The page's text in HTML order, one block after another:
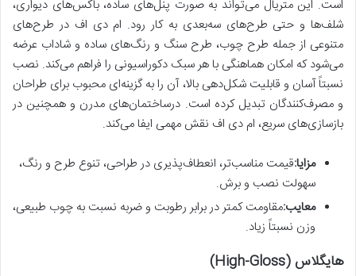
است. این متریال می‌تواند به صورت پنل‌های ساده، باکس‌های دیواری،
شلف‌ها و حتی طرح‌های سه‌بعدی به کار رود. ام دی اف در طرح‌های
متنوعی از جمله طرح چوب، طرح سنگ و رنگ‌های ساده و شاداب عرضه
می‌شود که امکان هماهنگی با هر سبک دکوراسیونی را فراهم می‌کند. نصب
نسبتاً آسان و قابلیت شکل‌دهی بالا، آن را به گزینه‌ای محبوب برای طراحان
و مصرف‌کنندگان تبدیل کرده است. درساختمان‌های مدرن و همچنین در
بازسازی‌های سریع، ام دی اف نقش مهمی ایفا می‌کند.
مزایا:قیمت مناسب‌تر، انعطاف‌پذیری در طراحی، تنوع طرح و رنگ،
سهولت نصب و برش.
معایب:مقاومت کمتر در برابر رطوبت و ضربه نسبت به چوب طبیعی،
وزن نسبتاً زیاد.
هایگلاس (High-Gloss)